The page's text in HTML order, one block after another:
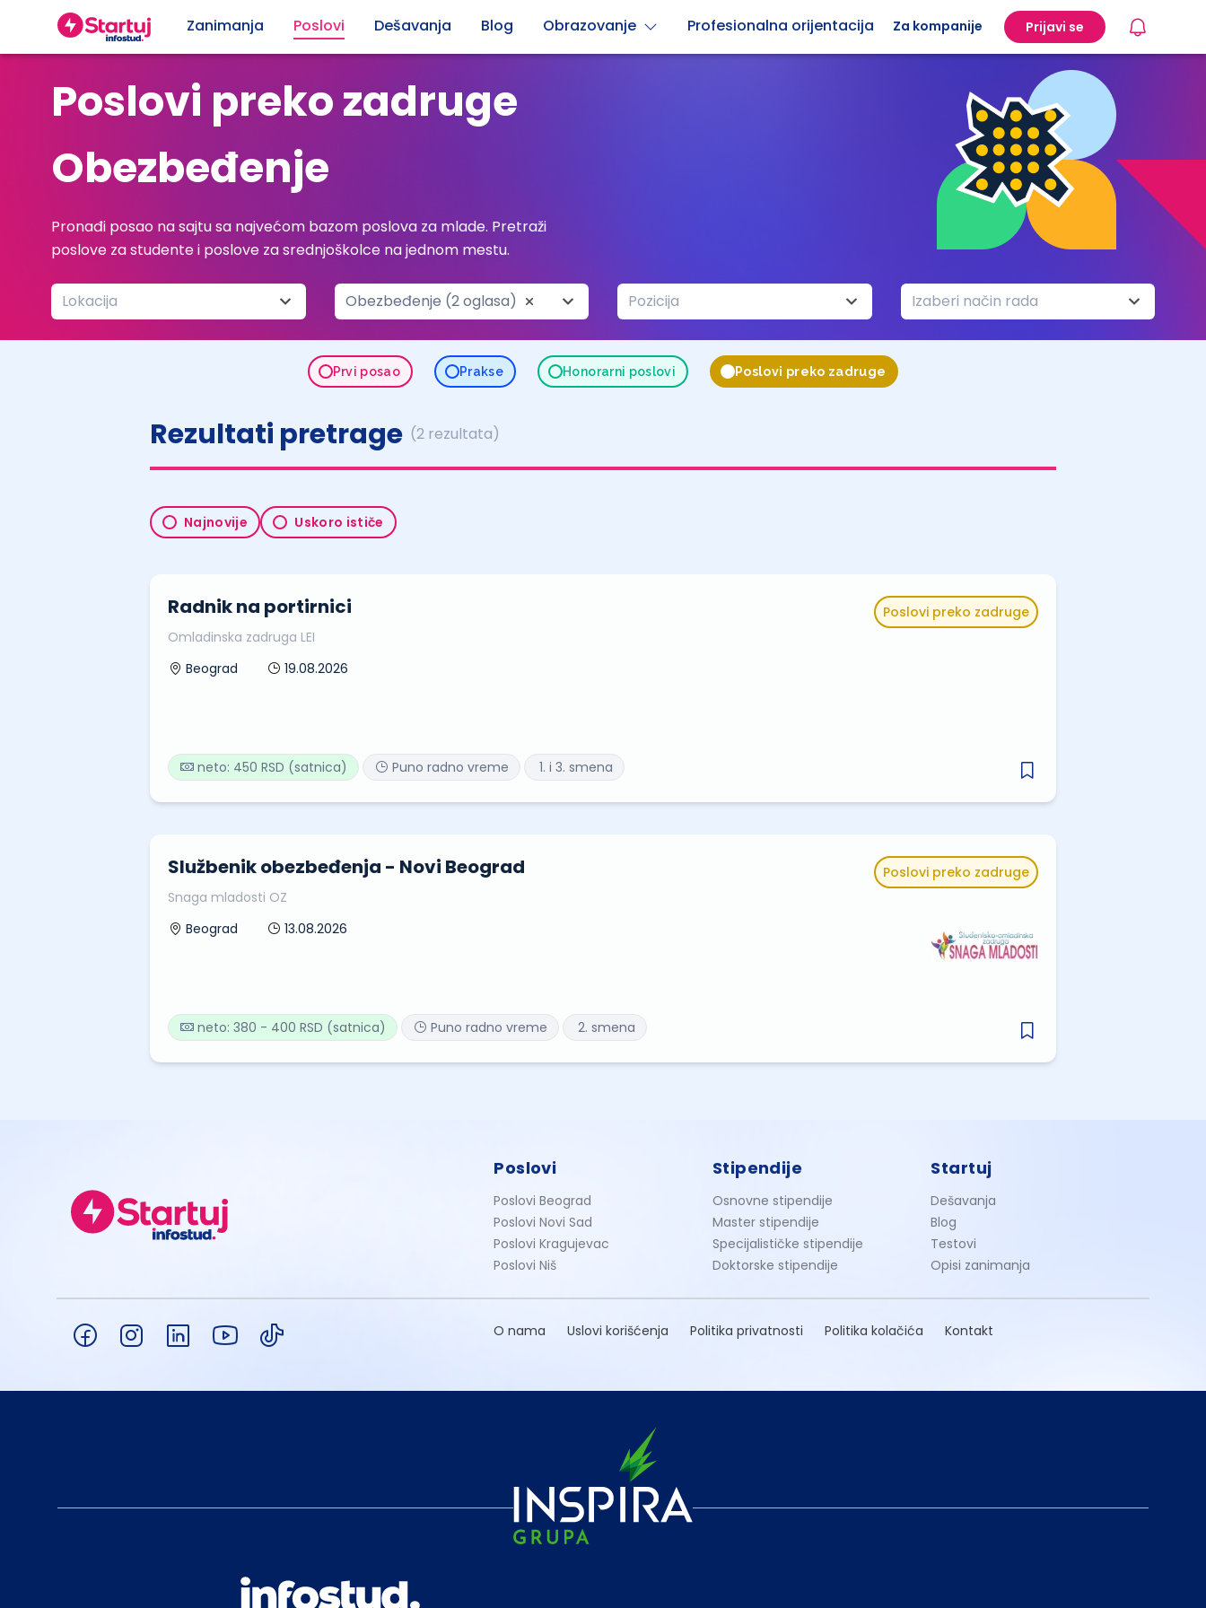
Zanimanja Poslovi Dešavanja Blog Obrazovanje Profesionalna orijentacija Za kompanije Prijavi se
Poslovi preko zadruge
Obezbeđenje
Pronađi posao na sajtu sa najvećom bazom poslova za mlade. Pretraži
poslove za studente i poslove za srednjoškolce na jednom mestu.
Lokacija Obezbeđenje (2 oglasa) Pozicija Izaberi način rada
Prvi posao Prakse Honorarni poslovi Poslovi preko zadruge
Rezultati pretrage (2 rezultata)
Najnovije Uskoro ističe
Poslovi preko zadruge
Radnik na portirnici
Omladinska zadruga LEI
Beograd
19.08.2026
1. i 3. smena
Puno radno vreme
neto: 450 RSD (satnica)
Poslovi preko zadruge
Službenik obezbeđenja - Novi Beograd
Snaga mladosti OZ
Beograd
13.08.2026
2. smena
Puno radno vreme
neto: 380 - 400 RSD (satnica)
Poslovi
Poslovi Beograd
Poslovi Novi Sad
Poslovi Kragujevac
Poslovi Niš
Stipendije
Osnovne stipendije
Master stipendije
Specijalističke stipendije
Doktorske stipendije
Startuj
Dešavanja
Blog
Testovi
Opisi zanimanja
O nama Uslovi korišćenja Politika privatnosti Politika kolačića Kontakt